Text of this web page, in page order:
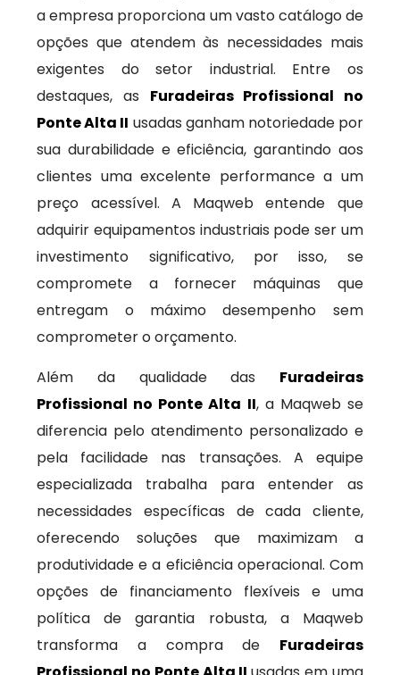
a empresa proporciona um vasto catálogo de
opções que atendem às necessidades mais
exigentes do setor industrial. Entre os
destaques, as Furadeiras Profissional no
Ponte Alta II usadas ganham notoriedade por
sua durabilidade e eficiência, garantindo aos
clientes uma excelente performance a um
preço acessível. A Maqweb entende que
adquirir equipamentos industriais pode ser um
investimento significativo, por isso, se
compromete a fornecer máquinas que
entregam o máximo desempenho sem
comprometer o orçamento.
Além da qualidade das Furadeiras
Profissional no Ponte Alta II, a Maqweb se
diferencia pelo atendimento personalizado e
pela facilidade nas transações. A equipe
especializada trabalha para entender as
necessidades específicas de cada cliente,
oferecendo soluções que maximizam a
produtividade e a eficiência operacional. Com
opções de financiamento flexíveis e uma
política de garantia robusta, a Maqweb
transforma a compra de Furadeiras